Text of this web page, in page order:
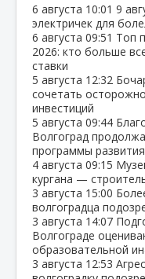
6 августа 10:01 9
электричек для
6 августа 09:51 Топ
2026: кто больше
ставки
5 августа 12:32
сочетать
инвестиций
5 августа 09:44
Волгоград
программы развития
4 августа 09:15
кургана —
3 августа 15:00
волгоградца
3 августа 14:07
Волгограде
образовательной
3 августа 12:53